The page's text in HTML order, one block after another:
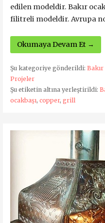
edilen modeldir. Bakır
filitreli modeldir. Avrupa
Okumaya Devam Et →
Şu kategoriye gönderildi: Bakır
Projeler
Şu etiketin altına yerleştirildi:
ocakbaşı, copper, grill